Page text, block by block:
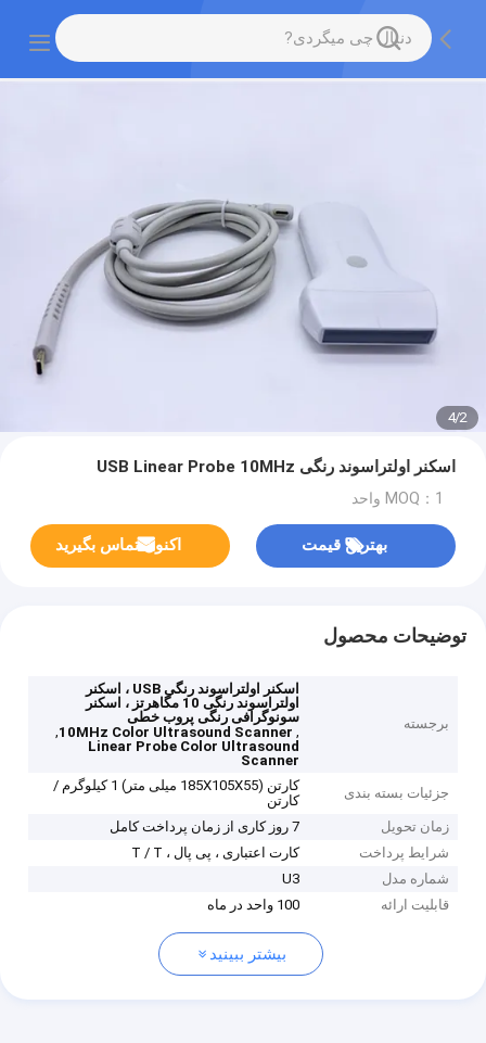
2
/
4
اسکنر اولتراسوند رنگی USB Linear Probe 10MHz
MOQ：1 واحد
بهترین قیمت اکنون تماس بگیرید
توضیحات محصول
برجسته
اسکنر اولتراسوند رنگی USB ، اسکنر
اولتراسوند رنگی 10 مگاهرتز ، اسکنر
سونوگرافی رنگی پروب خطی
,
10MHz Color Ultrasound Scanner
,
Linear Probe Color Ultrasound
Scanner
جزئیات بسته بندی
کارتن (185X105X55 میلی متر) 1 کیلوگرم /
کارتن
زمان تحویل
7 روز کاری از زمان پرداخت کامل
شرایط پرداخت
کارت اعتباری ، پی پال ، T / T
شماره مدل
U3
قابلیت ارائه
100 واحد در ماه
بیشتر ببینید